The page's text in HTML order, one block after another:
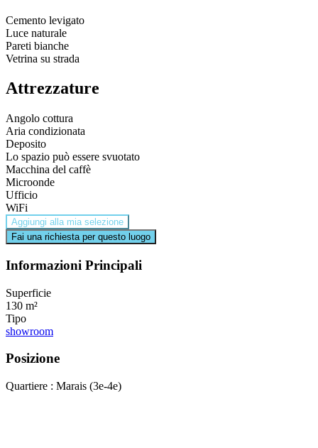
Cemento levigato
Luce naturale
Pareti bianche
Vetrina su strada
Attrezzature
Angolo cottura
Aria condizionata
Deposito
Lo spazio può essere svuotato
Macchina del caffè
Microonde
Ufficio
WiFi
Aggiungi alla mia selezione
Fai una richiesta per questo luogo
Informazioni Principali
Superficie
130 m²
Tipo
showroom
Posizione
Quartiere : Marais (3e-4e)